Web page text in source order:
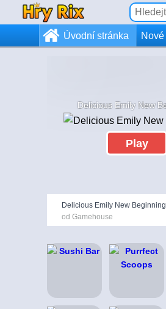
Úvodní stránka Nové
Delicious Emily New
Play
Delicious Emily New Beginning
od Gamehouse